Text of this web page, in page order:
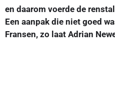
en daarom voerde de
Een aanpak die niet goed
Fransen, zo laat Adrian